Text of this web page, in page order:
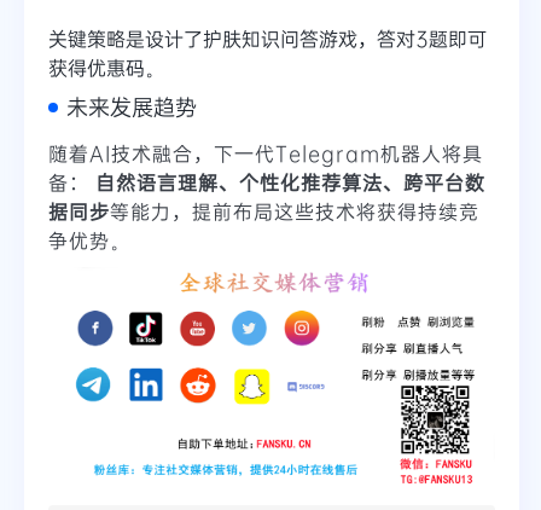
关键策略是设计了护肤知识问答游戏，答对3题即可
获得优惠码。
未来发展趋势
随着AI技术融合，下一代Telegram机器人将具
备： 自然语言理解、个性化推荐算法、跨平台数
据同步等能力，提前布局这些技术将获得持续竞
争优势。